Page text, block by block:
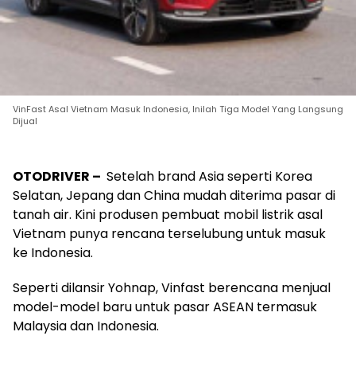
VinFast Asal Vietnam Masuk Indonesia, Inilah Tiga Model Yang Langsung
Dijual
OTODRIVER – Setelah brand Asia seperti Korea
Selatan, Jepang dan China mudah diterima pasar di
tanah air. Kini produsen pembuat mobil listrik asal
Vietnam punya rencana terselubung untuk masuk
ke Indonesia.
Seperti dilansir Yohnap, Vinfast berencana menjual
model-model baru untuk pasar ASEAN termasuk
Malaysia dan Indonesia.